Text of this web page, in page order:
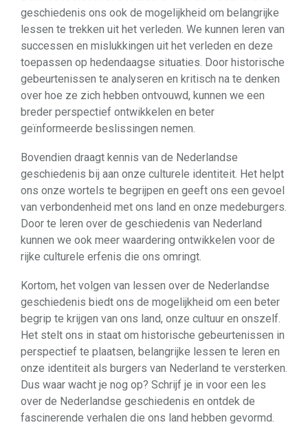
geschiedenis ons ook de mogelijkheid om belangrijke
lessen te trekken uit het verleden. We kunnen leren van
successen en mislukkingen uit het verleden en deze
toepassen op hedendaagse situaties. Door historische
gebeurtenissen te analyseren en kritisch na te denken
over hoe ze zich hebben ontvouwd, kunnen we een
breder perspectief ontwikkelen en beter
geïnformeerde beslissingen nemen.
Bovendien draagt kennis van de Nederlandse
geschiedenis bij aan onze culturele identiteit. Het helpt
ons onze wortels te begrijpen en geeft ons een gevoel
van verbondenheid met ons land en onze medeburgers.
Door te leren over de geschiedenis van Nederland
kunnen we ook meer waardering ontwikkelen voor de
rijke culturele erfenis die ons omringt.
Kortom, het volgen van lessen over de Nederlandse
geschiedenis biedt ons de mogelijkheid om een beter
begrip te krijgen van ons land, onze cultuur en onszelf.
Het stelt ons in staat om historische gebeurtenissen in
perspectief te plaatsen, belangrijke lessen te leren en
onze identiteit als burgers van Nederland te versterken.
Dus waar wacht je nog op? Schrijf je in voor een les
over de Nederlandse geschiedenis en ontdek de
fascinerende verhalen die ons land hebben gevormd.